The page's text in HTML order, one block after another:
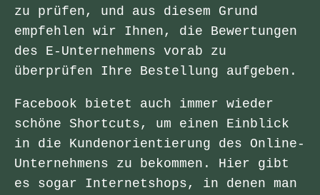
zu prüfen, und aus diesem Grund
empfehlen wir Ihnen, die Bewertungen
des E-Unternehmens vorab zu
überprüfen Ihre Bestellung aufgeben.
Facebook bietet auch immer wieder
schöne Shortcuts, um einen Einblick
in die Kundenorientierung des Online-
Unternehmens zu bekommen. Hier gibt
es sogar Internetshops, in denen man